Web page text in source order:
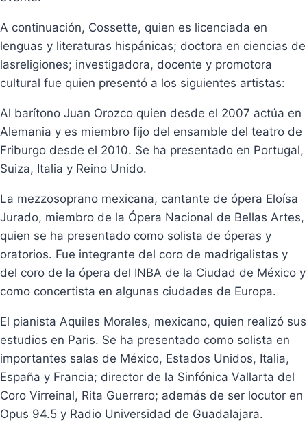
A continuación, Cossette, quien es licenciada en
lenguas y literaturas hispánicas; doctora en ciencias de
lasreligiones; investigadora, docente y promotora
cultural fue quien presentó a los siguientes artistas:
Al barítono Juan Orozco quien desde el 2007 actúa en
Alemania y es miembro fijo del ensamble del teatro de
Friburgo desde el 2010. Se ha presentado en Portugal,
Suiza, Italia y Reino Unido.
La mezzosoprano mexicana, cantante de ópera Eloísa
Jurado, miembro de la Ópera Nacional de Bellas Artes,
quien se ha presentado como solista de óperas y
oratorios. Fue integrante del coro de madrigalistas y
del coro de la ópera del INBA de la Ciudad de México y
como concertista en algunas ciudades de Europa.
El pianista Aquiles Morales, mexicano, quien realizó sus
estudios en Paris. Se ha presentado como solista en
importantes salas de México, Estados Unidos, Italia,
España y Francia; director de la Sinfónica Vallarta del
Coro Virreinal, Rita Guerrero; además de ser locutor en
Opus 94.5 y Radio Universidad de Guadalajara.